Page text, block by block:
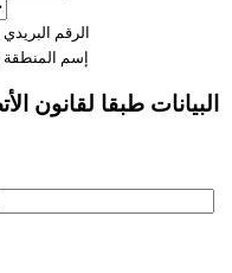
الرقم البريدي
إسم المنطقة